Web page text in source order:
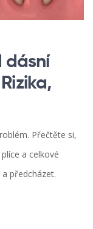
dásní
Přečtěte si,
a celkové
předcházet.